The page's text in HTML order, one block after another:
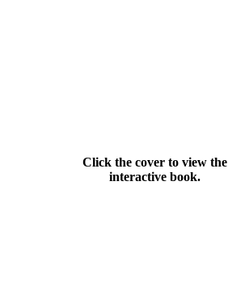
Click the cover to view the
interactive book.